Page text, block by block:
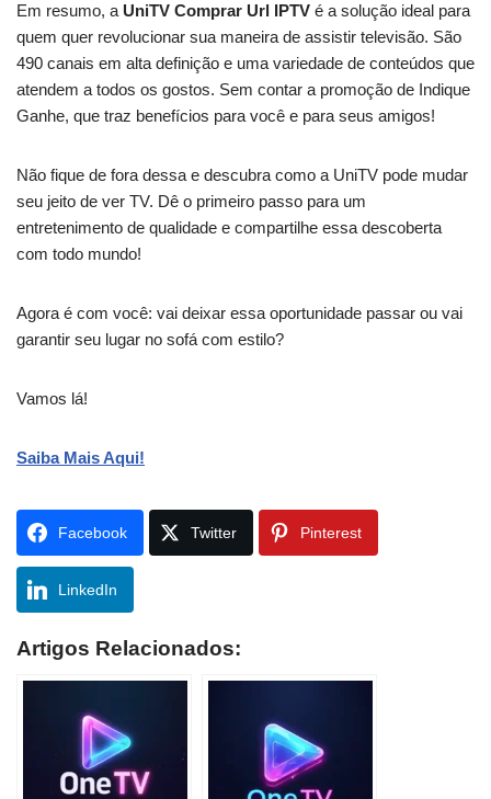
Em resumo, a UniTV Comprar Url IPTV é a solução ideal para
quem quer revolucionar sua maneira de assistir televisão. São
490 canais em alta definição e uma variedade de conteúdos que
atendem a todos os gostos. Sem contar a promoção de Indique
Ganhe, que traz benefícios para você e para seus amigos!
Não fique de fora dessa e descubra como a UniTV pode mudar
seu jeito de ver TV. Dê o primeiro passo para um
entretenimento de qualidade e compartilhe essa descoberta
com todo mundo!
Agora é com você: vai deixar essa oportunidade passar ou vai
garantir seu lugar no sofá com estilo?
Vamos lá!
Saiba Mais Aqui!
Facebook Twitter Pinterest
LinkedIn
Artigos Relacionados: